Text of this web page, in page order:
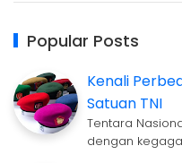
Popular Posts
Kenali
Satuan TNI
Tentara
dengan